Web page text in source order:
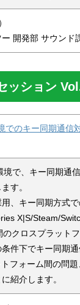
開発部 サウンド
ッション
でのキー同期通信
境で、キー同期通
す。
、キー同期方式で
X|S/Steam/
クロスプラット
件下でキー同期
フォーム間の問
紹介します。